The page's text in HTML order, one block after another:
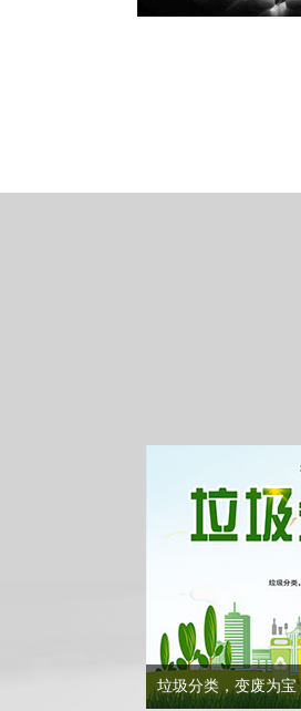
垃圾分类，变废为宝